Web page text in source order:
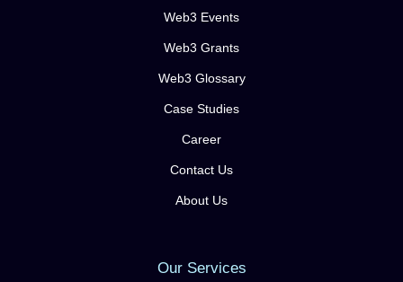
Web3 Events
Web3 Grants
Web3 Glossary
Case Studies
Career
Contact Us
About Us
Our Services